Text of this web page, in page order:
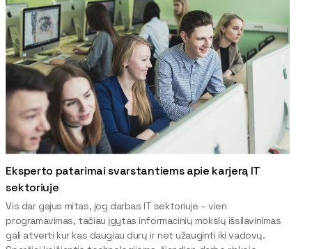
Eksperto patarimai svarstantiems apie karjerą IT
sektoriuje
Vis dar gajus mitas, jog darbas IT sektoriuje – vien
programavimas, tačiau įgytas informacinių mokslų išsilavinimas
gali atverti kur kas daugiau durų ir net užauginti iki vadovų.